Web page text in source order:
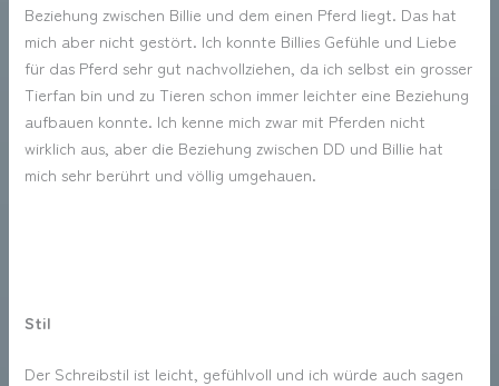
Beziehung zwischen Billie und dem einen Pferd liegt. Das hat
mich aber nicht gestört. Ich konnte Billies Gefühle und Liebe
für das Pferd sehr gut nachvollziehen, da ich selbst ein grosser
Tierfan bin und zu Tieren schon immer leichter eine Beziehung
aufbauen konnte. Ich kenne mich zwar mit Pferden nicht
wirklich aus, aber die Beziehung zwischen DD und Billie hat
mich sehr berührt und völlig umgehauen.
Stil
Der Schreibstil ist leicht, gefühlvoll und ich würde auch sagen